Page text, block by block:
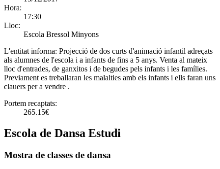
Hora:
17:30
Lloc:
Escola Bressol Minyons
L'entitat informa: Projecció de dos curts d'animació infantil adreçats
als alumnes de l'escola i a infants de fins a 5 anys. Venta al mateix
lloc d'entrades, de ganxitos i de begudes pels infants i les famílies.
Previament es treballaran les malalties amb els infants i ells faran uns
clauers per a vendre .
Portem recaptats:
265.15€
Escola de Dansa Estudi
Mostra de classes de dansa